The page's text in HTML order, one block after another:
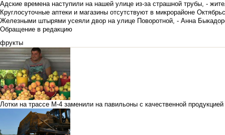
Адские времена наступили на нашей улице из-за страшной трубы, -
Круглосуточные аптеки и магазины отсутствуют в микрорайоне
Железными штырями усеяли двор на улице Поворотной, - Анна
Обращение в редакцию
фрукты
Лотки на трассе М-4 заменили на павильоны с качественной продукцией